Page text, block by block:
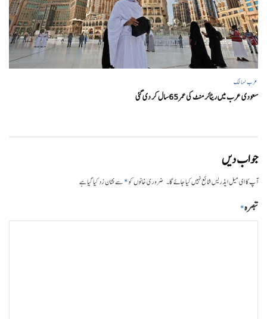
عرب ممالک
سعودی عرب میں ریٹائرمنٹ کی عمر 65سال کر دی گئی
جواب دیں
آپ کا ای میل ایڈریس شائع نہیں کیا جائے گا۔ ضروری خانوں کو*سے نشان زد کیا گیا ہے
تبصرہ*